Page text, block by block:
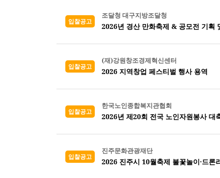
입찰공고
조달청 대구지방조달청
2026년 경산 만화축제 & 공모전 기획
입찰공고
(재)강원창조경제혁신센터
2026 지역창업 페스티벌 행사 용역
입찰공고
한국노인종합복지관협회
2026년 제20회 전국 노인자원봉사 대
입찰공고
진주문화관광재단
2026 진주시 10월축제 불꽃놀이·드론